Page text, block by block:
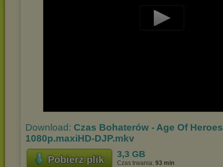
Download: Czas Bohaterów - Age Of
1080p.maxiHD-DJP.mkv
Pobierz plik 3,3 GB
Czas trwania: 93 min